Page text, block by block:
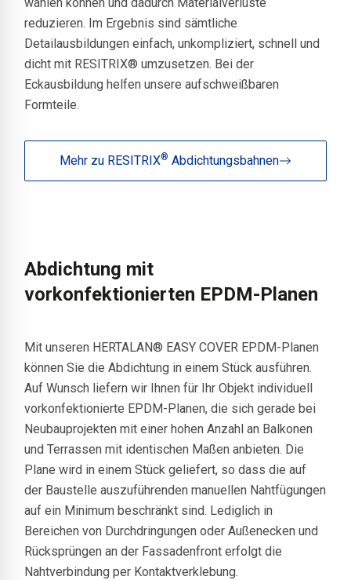
reduzieren. Im Ergebnis sind sämtliche
Detailausbildungen einfach, unkompliziert, schnell und
dicht mit RESITRIX® umzusetzen. Bei der
Eckausbildung helfen unsere aufschweißbaren
Formteile.
Mehr zu RESITRIX® Abdichtungsbahnen
Abdichtung mit
vorkonfektionierten EPDM-Planen
Mit unseren HERTALAN® EASY COVER EPDM-Planen
können Sie die Abdichtung in einem Stück ausführen.
Auf Wunsch liefern wir Ihnen für Ihr Objekt individuell
vorkonfektionierte EPDM-Planen, die sich gerade bei
Neubauprojekten mit einer hohen Anzahl an Balkonen
und Terrassen mit identischen Maßen anbieten. Die
Plane wird in einem Stück geliefert, so dass die auf
der Baustelle auszuführenden manuellen Nahtfügungen
auf ein Minimum beschränkt sind. Lediglich in
Bereichen von Durchdringungen oder Außenecken und
Rücksprüngen an der Fassadenfront erfolgt die
Nahtverbindung per Kontaktverklebung.